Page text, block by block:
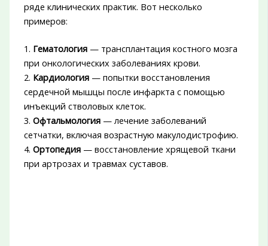
ряде клинических практик. Вот несколько
примеров:
1. Гематология— трансплантация костного мозга
при онкологических заболеваниях крови.
2. Кардиология— попытки восстановления
сердечной мышцы после инфаркта с помощью
инъекций стволовых клеток.
3. Офтальмология— лечение заболеваний
сетчатки, включая возрастную макулодистрофию.
4. Ортопедия— восстановление хрящевой ткани
при артрозах и травмах суставов.